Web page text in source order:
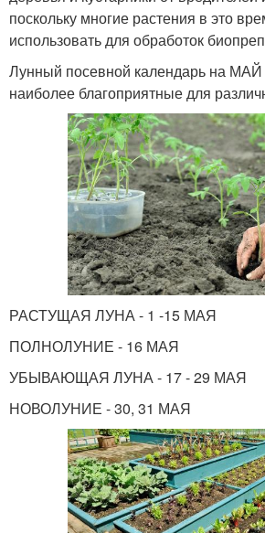
поскольку многие растения в это
использовать для обработок
Лунный посевной календарь на МАЙ
наиболее благоприятные для
РАСТУЩАЯ ЛУНА - 1 -15 МАЯ
ПОЛНОЛУНИЕ - 16 МАЯ
УБЫВАЮЩАЯ ЛУНА - 17 - 29 МАЯ
НОВОЛУНИЕ - 30, 31 МАЯ